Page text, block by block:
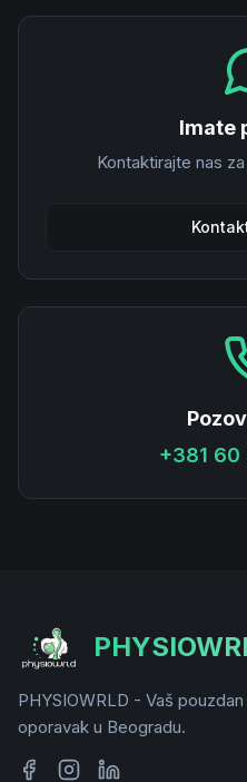
Imate
Kontaktirajte nas
+381 60
PHYSIOWRLD - Vaš
oporavak u Beogradu.